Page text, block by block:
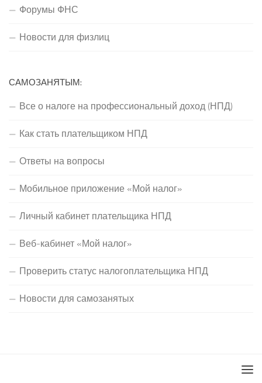
Форумы ФНС
Новости для физлиц
САМОЗАНЯТЫМ:
Все о налоге на профессиональный доход (НПД)
Как стать плательщиком НПД
Ответы на вопросы
Мобильное приложение «Мой налог»
Личный кабинет плательщика НПД
Веб-кабинет «Мой налог»
Проверить статус налогоплательщика НПД
Новости для самозанятых